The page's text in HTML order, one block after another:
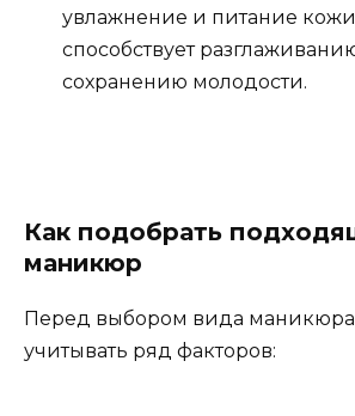
увлажнение и питание
способствует
сохранению молодости.
Как подобрать
маникюр
Перед выбором вида маникюра
учитывать ряд факторов: